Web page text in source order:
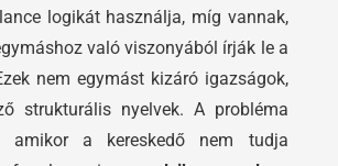
logikát használja, míg vannak,
való viszonyából írják le a
nem egymást kizáró igazságok,
strukturális nyelvek. A probléma
amikor a kereskedő nem tudja